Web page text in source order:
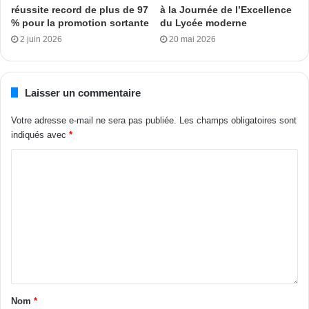
assisté du maire de la commune de Toumodi.
Sosthène Do
réussite record de plus de 97
% pour la promotion sortante
2 juin 2026
à la Journée de l’Excellence
du Lycée moderne
20 mai 2026
Laisser un commentaire
Votre adresse e-mail ne sera pas publiée. Les champs obligatoires sont
indiqués avec *
Nom *